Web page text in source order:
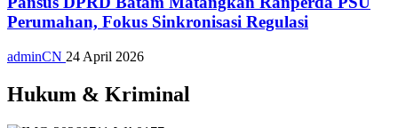
Perumahan, Fokus Sinkronisasi Regulasi
adminCN 24 April 2026
Hukum & Kriminal